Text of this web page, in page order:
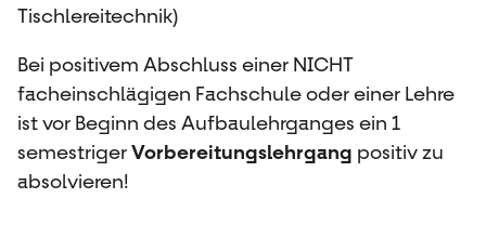
Tischlereitechnik)
Bei positivem Abschluss einer NICHT
facheinschlägigen Fachschule oder einer Lehre
ist vor Beginn des Aufbaulehrganges ein 1
semestrigerVorbereitungslehrgang positiv zu
absolvieren!